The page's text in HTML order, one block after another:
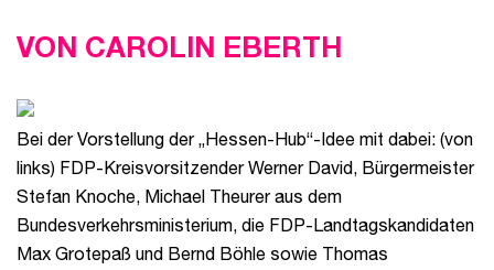
VON CAROLIN EBERTH
Bei der Vorstellung der „Hessen-Hub“-Idee mit dabei: (von
links) FDP-Kreisvorsitzender Werner David, Bürgermeister
Stefan Knoche, Michael Theurer aus dem
Bundesverkehrsministerium, die FDP-Landtagskandidaten
Max Grotepaß und Bernd Böhle sowie Thomas